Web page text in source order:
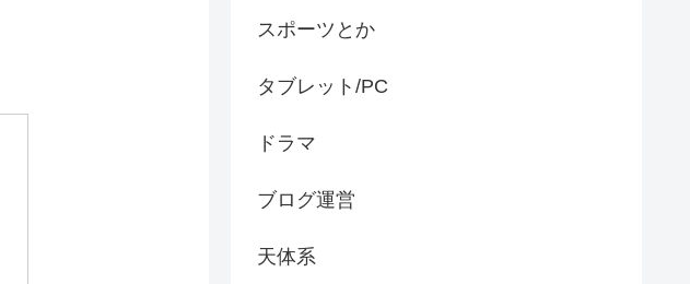
スポーツとか
タブレット/PC
ドラマ
ブログ運営
天体系